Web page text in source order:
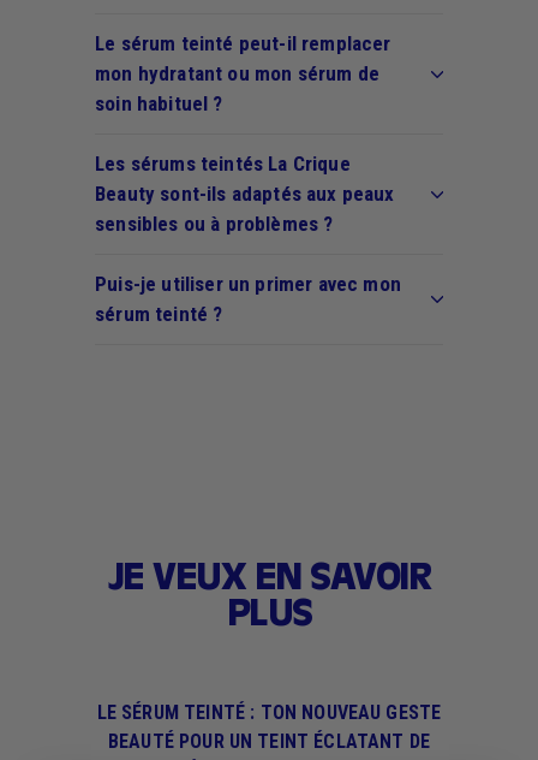
Le sérum teinté peut-il remplacer
mon hydratant ou mon sérum de
soin habituel ?
Les sérums teintés La Crique
Beauty sont-ils adaptés aux peaux
sensibles ou à problèmes ?
Puis-je utiliser un primer avec mon
sérum teinté ?
JE VEUX EN SAVOIR
PLUS
LE SÉRUM TEINTÉ : TON NOUVEAU GESTE
BEAUTÉ POUR UN TEINT ÉCLATANT DE